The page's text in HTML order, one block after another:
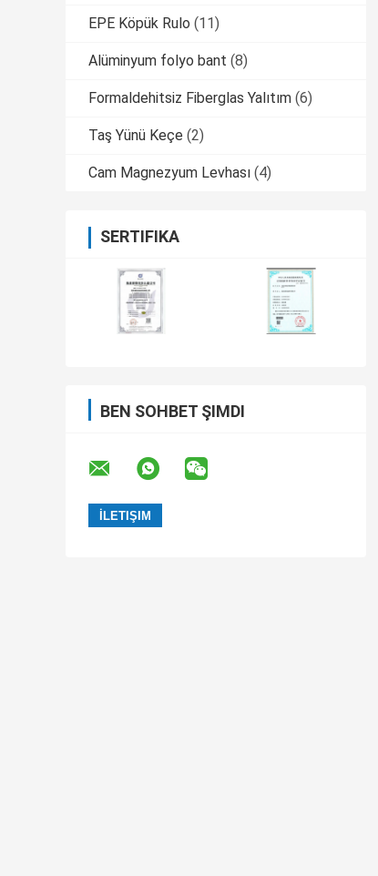
EPE Köpük Rulo (11)
Alüminyum folyo bant (8)
Formaldehitsiz Fiberglas Yalıtım (6)
Taş Yünü Keçe (2)
Cam Magnezyum Levhası (4)
SERTIFIKA
BEN SOHBET ŞIMDI